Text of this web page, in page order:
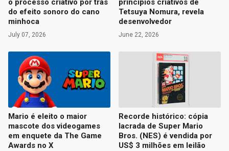
o processo criativo por trás
do efeito sonoro do cano
minhoca
July 07, 2026
princípios criativos de
Tetsuya Nomura, revela
desenvolvedor
June 22, 2026
Mario é eleito o maior
mascote dos videogames
em enquete da The Game
Awards no X
Recorde histórico: cópia
lacrada de Super Mario
Bros. (NES) é vendida por
US$ 3 milhões em leilão